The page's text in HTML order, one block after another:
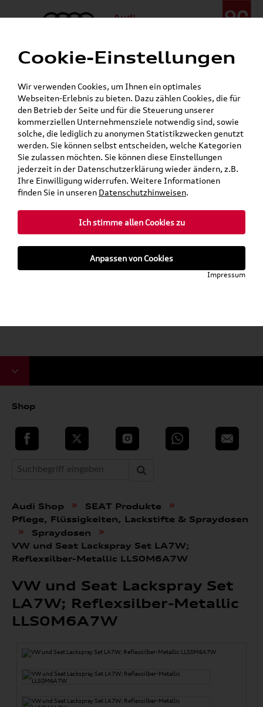
Menü
24h-Pannenhilfe:+49 (0)171 / 870 72 87
Gerade geschlossen
Verkauf:
Mo. - Fr. 08:00 - 19:00 Uhr Sa. 09:00 - 13:00 Uhr
Service:Mo. - Fr. 06:00 - 20:00 Uhr Sa. 08:00 - 13:00 Uhr
Jetzt sparen bei unseren
Dachboxen!
Grundträger zum Schnäppchenpreis
Shop
teilen Twitter Instagram WhatsApp E-Mail
Audi Shop » SEAT Produkte »
Pflege, Flüssigkeiten, Lackstifte & Spraydosen
» Spraydosen »
VW und Seat Lackspray Set LA7W;
Reflexsilber-Metallic LLS0M6A7W
VW und Seat Lackspray Set
LA7W; Reflexsilber-Metallic
LLS0M6A7W
Cookie-Einstellungen
Wir verwenden Cookies, um Ihnen ein optimales
Webseiten-Erlebnis zu bieten. Dazu zählen Cookies, die für
den Betrieb der Seite und für die Steuerung unserer
kommerziellen Unternehmensziele notwendig sind, sowie
solche, die lediglich zu anonymen Statistikzwecken genutzt
werden. Sie können selbst entscheiden, welche Kategorien
Sie zulassen möchten. Sie können diese Einstellungen
jederzeit in der Datenschutzerklärung wieder ändern, z.B.
Ihre Einwilligung widerrufen. Weitere Informationen
finden Sie in unseren Datenschutzhinweisen.
Ich stimme allen Cookies zu
Anpassen von Cookies
Impressum